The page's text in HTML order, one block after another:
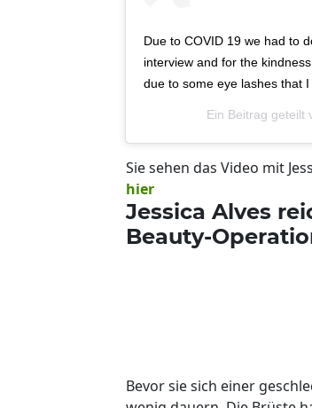
Due to COVID 19 we had to
interview and for the
due to some eye lashes that
Ein Beitrag geteilt
Sie sehen das Video mit
hier
Jessica Alves
Beauty-
Bevor sie sich einer